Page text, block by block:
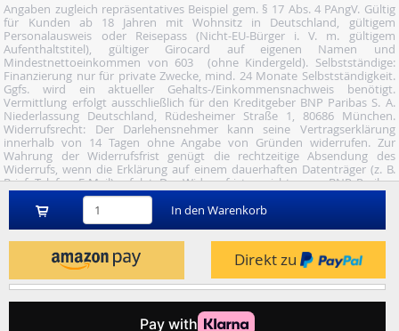
In den Warenkorb
Direkt zu
Angaben zugleich repräsentatives Beispiel gem. § 17 Abs. 4 PAngV. Gültig
für Kunden ab 18 Jahren mit Wohnsitz in Deutschland, gültigem
Personalausweis oder Reisepass (Nicht-EU-Bürger i. V. m. gültigem
Aufenthaltstitel), gültiger Girocard auf eigenen Namen und
Mindestnettoeinkommen von 603  (ohne Kindergeld). Selbstständige:
Finanzierung nur für private Zwecke, mind. 24 Monate Selbstständigkeit.
Ggfs. wird ein aktueller Gehalts-/Einkommensnachweis benötigt.
Vermittlung erfolgt ausschließlich für den Kreditgeber BNP Paribas S. A.
Niederlassung Deutschland, Rüdesheimer Straße 1, 80686 München.
Widerrufsrecht: Der Darlehensnehmer kann seine Vertragserklärung
innerhalb von 14 Tagen ohne Angabe von Gründen widerrufen. Zur
Wahrung der Widerrufsfrist genügt die rechtzeitige Absendung des
Widerrufs, wenn die Erklärung auf einem dauerhaften Datenträger (z. B.
Brief, Telefax, E-Mail) erfolgt. Der Widerruf ist zu richten an: BNP Paribas
S.A. Niederlassung Deutschland, Wuhanstraße 5, 47051 Duisburg (Fax: 02
03/34 69 54-09; Tel.: 02 03/34 69 54-02; E- Mail:
widerruf@consorsfinanz.de).
Nutze unser Midnight-Shopping und bestelle versandkostenfrei.
Genauere Infos findest du
© 2026 by heise mindfactory gmbh